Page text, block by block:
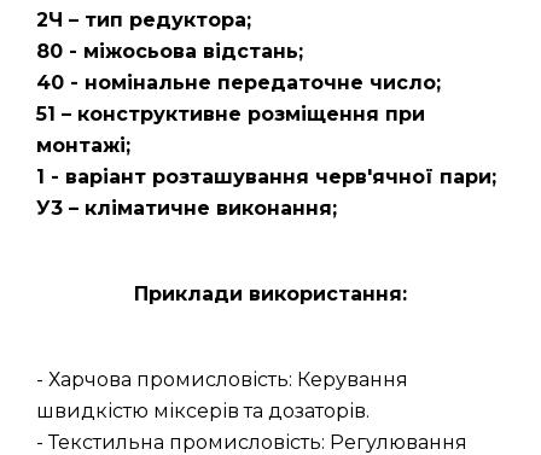
2Ч – тип редуктора;
80 - міжосьова відстань;
40 - номінальне передаточне число;
51 – конструктивне розміщення при
монтажі;
1 - варіант розташування черв'ячної пари;
У3 – кліматичне виконання;
Приклади використання:
- Харчова промисловість: Керування
швидкістю міксерів та дозаторів.
- Текстильна промисловість: Регулювання